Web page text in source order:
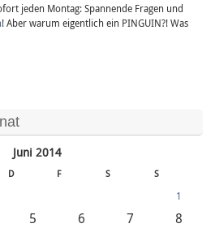
jeden Montag: Spannende Fragen und
! Aber warum eigentlich ein PINGUIN?! Was
Juni 2014
D F S S
1
5 6 7
8